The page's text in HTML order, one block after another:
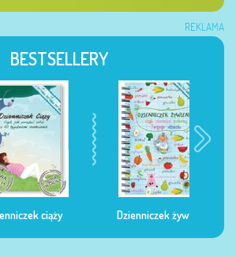
REKLAMA
BESTSELLERY
ciąży Dzienniczek żywienia